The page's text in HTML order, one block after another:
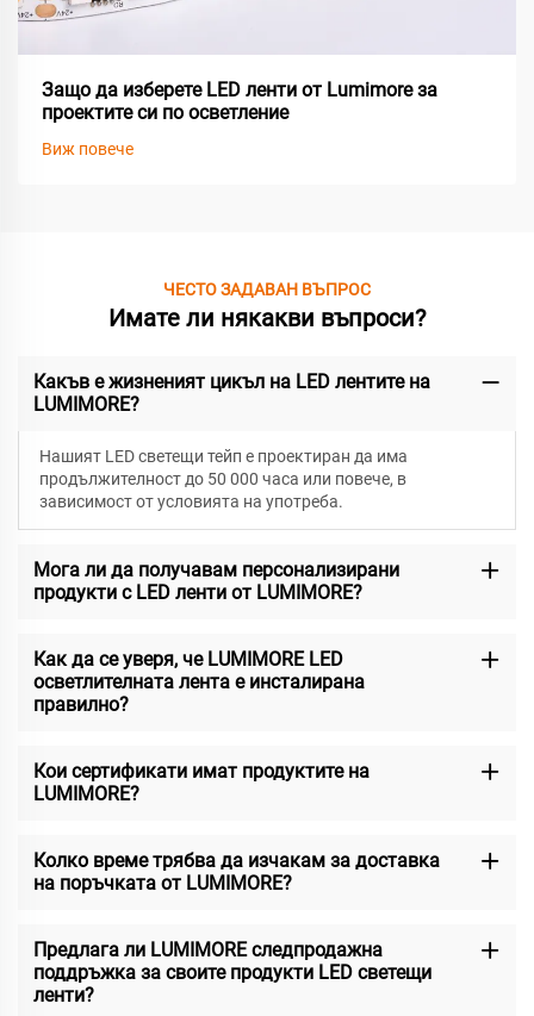
Защо да изберете LED ленти от Lumimore за
проектите си по осветление
Виж повече
ЧЕСТО ЗАДАВАН ВЪПРОС
Имате ли някакви въпроси?
Какъв е жизненият цикъл на LED лентите на
LUMIMORE?
Нашият LED светещи тейп е проектиран да има
продължителност до 50 000 часа или повече, в
зависимост от условията на употреба.
Мога ли да получавам персонализирани
продукти с LED ленти от LUMIMORE?
Как да се уверя, че LUMIMORE LED
осветлителната лента е инсталирана
правилно?
Кои сертификати имат продуктите на
LUMIMORE?
Колко време трябва да изчакам за доставка
на поръчката от LUMIMORE?
Предлага ли LUMIMORE следпродажна
поддръжка за своите продукти LED светещи
ленти?